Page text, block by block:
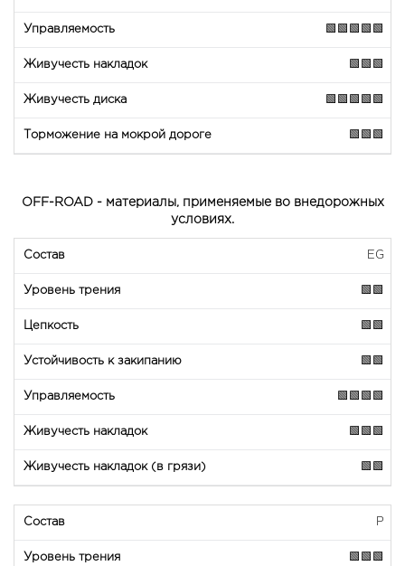
🟩🟩🟩🟩🟩
🟩🟩🟩
🟩🟩🟩🟩🟩
🟩🟩🟩
OFF-ROAD - материалы, применяемые во внедорожных
условиях.
EG
🟩🟩
🟩🟩
🟩🟩
🟩🟩🟩🟩
🟩🟩🟩
🟩🟩
P
🟩🟩🟩